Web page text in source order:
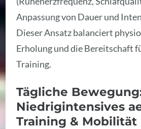
Anpassung von Dauer und
Dieser Ansatz balanciert
Erholung und die Bereitschaft
Training.
Tägliche
Niedrigintensives
Training & Mobilität